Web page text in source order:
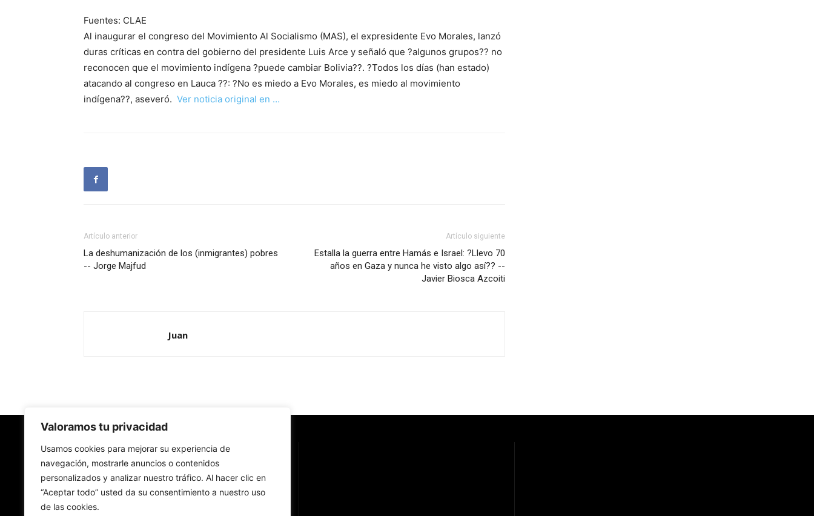
Valoramos tu privacidad
Usamos cookies para mejorar su experiencia de
navegación, mostrarle anuncios o contenidos
personalizados y analizar nuestro tráfico. Al hacer clic en
“Aceptar todo” usted da su consentimiento a nuestro uso
de las cookies.
Fuentes: CLAE
Al inaugurar el congreso del Movimiento Al Socialismo (MAS), el expresidente Evo Morales, lanzó
duras críticas en contra del gobierno del presidente Luis Arce y señaló que ?algunos grupos?? no
reconocen que el movimiento indígena ?puede cambiar Bolivia??. ?Todos los días (han estado)
atacando al congreso en Lauca ??: ?No es miedo a Evo Morales, es miedo al movimiento
indígena??, aseveró. Ver noticia original en …
Artículo anterior
La deshumanización de los (inmigrantes) pobres
-- Jorge Majfud
Artículo siguiente
Estalla la guerra entre Hamás e Israel: ?Llevo 70
años en Gaza y nunca he visto algo así?? --
Javier Biosca Azcoiti
Juan
Redes Cristianas
Una mirada alternativa sobre la Iglesia católica y la
- Colectivos de Redes Cristianas